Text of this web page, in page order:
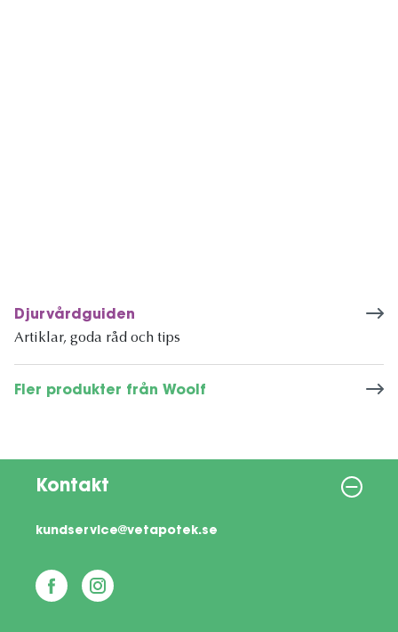
Djurvårdguiden
Artiklar, goda råd och tips
Fler produkter från Woolf
Kontakt
kundservice@vetapotek.se